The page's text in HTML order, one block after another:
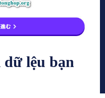
lệu bạn